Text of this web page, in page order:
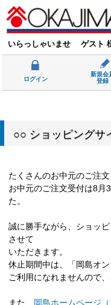
いらっしゃいませ ゲスト
ログイン
新規会
登録
○○ ショッピングサ
たくさんのお中元のご注
お中元のご注文受付は8月
た。
誠に勝手ながら、ショッ
させて
いただきます。
休止期間中は、「岡島オ
ご利用になれませんので、
また、 岡島ホームページ